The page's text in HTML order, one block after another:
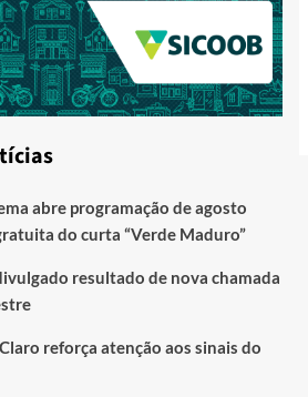
abre programação de agosto
do curta “Verde Maduro”
resultado de nova chamada
reforça atenção aos sinais do